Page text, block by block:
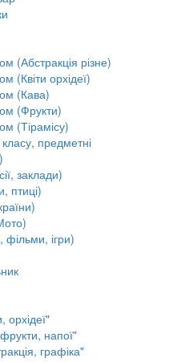
(Абстракція різне)
(Квіти орхідеї)
(Кава)
(Фрукти)
(Тірамісу)
предметні
заклади)
птиці)
ігри)
орхідеї"
напої"
графіка"